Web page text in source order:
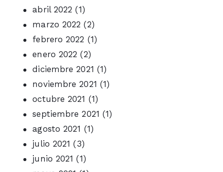
abril 2022 (1)
marzo 2022 (2)
febrero 2022 (1)
enero 2022 (2)
diciembre 2021 (1)
noviembre 2021 (1)
octubre 2021 (1)
septiembre 2021 (1)
agosto 2021 (1)
julio 2021 (3)
junio 2021 (1)